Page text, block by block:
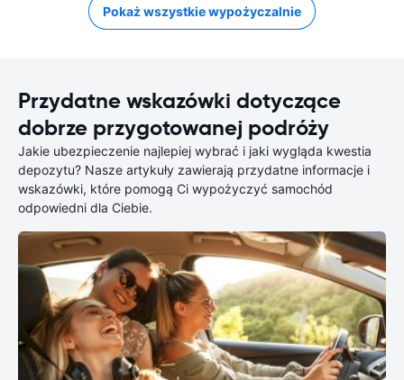
Pokaż wszystkie wypożyczalnie
Przydatne wskazówki dotyczące
dobrze przygotowanej podróży
Jakie ubezpieczenie najlepiej wybrać i jaki wygląda kwestia
depozytu? Nasze artykuły zawierają przydatne informacje i
wskazówki, które pomogą Ci wypożyczyć samochód
odpowiedni dla Ciebie.